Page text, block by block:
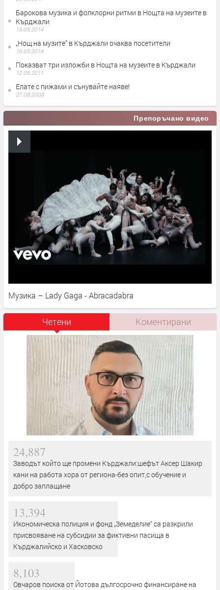
Барокова музика и фолклорни ритми в Нощта на музеите в
Кърджали
19.05.2014
„Нощ на музите” в Кърджали очаква посетители
16.05.2014
Показват три изложби в Нощта на музеите в Кърджали
12.05.2011
Елате с пижами и сънувайте наяве!
27.08.2008
Препоръчано видео
Музика – Lady Gaga - Abracadabra
Четени Коментирани
24,887
Заводът който ще промени Кърджали:шефът Аксер Шакир
кани на работа хора от региона-без опит,с обучение и
добро заплащане
13,394
Икономическа полиция и фонд „Земеделие“ са разкрили
присвояване на субсидии за фиктивни пасища в
Кърджалийско и Хасковско
8,103
Овчаров поиска от Йотова дългосрочно финансиране на